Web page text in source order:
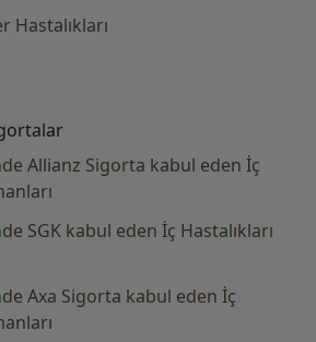
Hastalıkları
Allianz Sigorta kabul eden İç
SGK kabul eden İç Hastalıkları
Axa Sigorta kabul eden İç